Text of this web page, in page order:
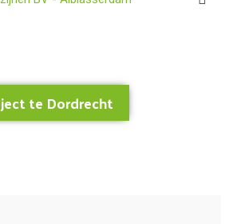
te Dordrecht